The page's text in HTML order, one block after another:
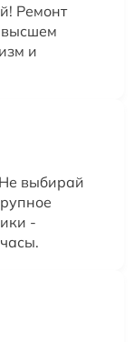
Ремонт
и
выбирай
-